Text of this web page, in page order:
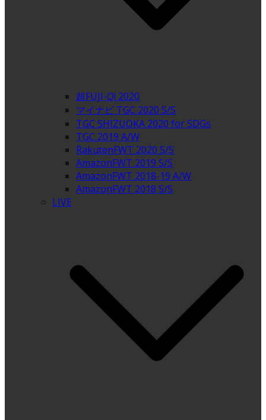
超FUJI-Q! 2020
マイナビ TGC 2020 S/S
TGC SHIZUOKA 2020 for SDGs
TGC 2019 A/W
RakutenFWT 2020 S/S
AmazonFWT 2019 S/S
AmazonFWT 2018-19 A/W
AmazonFWT 2018 S/S
LIVE